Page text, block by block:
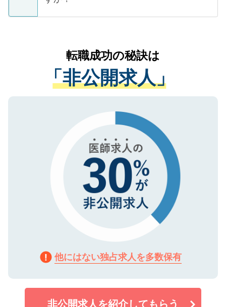
支援を目的に使用いたします。お預かりし
ているすべての個人データはご本人の許可
は、個人情報の取り扱いについての厳密な
管理基準を満たした事業者のみに付与され
る、プライバシーマークを取得済みです。
で、機密保持に関してもご安心ください。
かがいして、現在の医療機関の状況や紹介
経験をまじえながら、適切なアドバイスを
させていただきます。すぐにご転職をされ
ない方には、長期的なサポートが可能です
ので、まずはご登録ください。
転職成功の秘訣は
「非公開求人」
他にはない独占求人を多数保有
非公開求人を紹介してもらう